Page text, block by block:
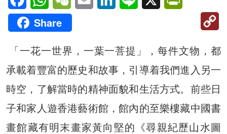
Share
「一花一世界，一葉一菩提」，每件文物，都
承載着豐富的歷史和故事，引導着我們進入另一
時空，了解當時的精神面貌和生活方式。前些日
子和家人遊香港藝術館，館內的至樂樓藏中國書
畫館藏有明末畫家黃向堅的《尋親紀歷山水圖